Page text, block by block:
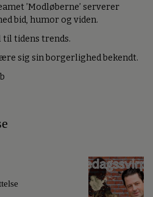
’Modløberne’ serverer
bid, humor og viden.
tidens trends.
sig sin borgerlighed bekendt.